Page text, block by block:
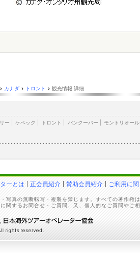
› カナダ › トロント › 観光情報 詳細
ー ケベック トロント バンクーバー モントリオール
ーとは 正会員紹介 賛助会員紹介 ご利用に
写真の無断転写・複製を禁じます。すべての著作権
関するお問合せ・ご質問、又、個人的なご質問やご